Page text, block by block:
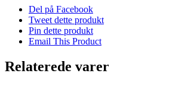
Del på Facebook
Tweet dette produkt
Pin dette produkt
Email This Product
Relaterede varer